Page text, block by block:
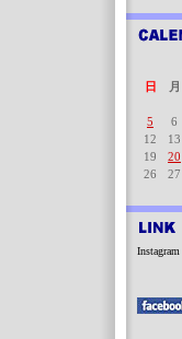
日
月
5
6
12
13
19
20
26
27
Instagram